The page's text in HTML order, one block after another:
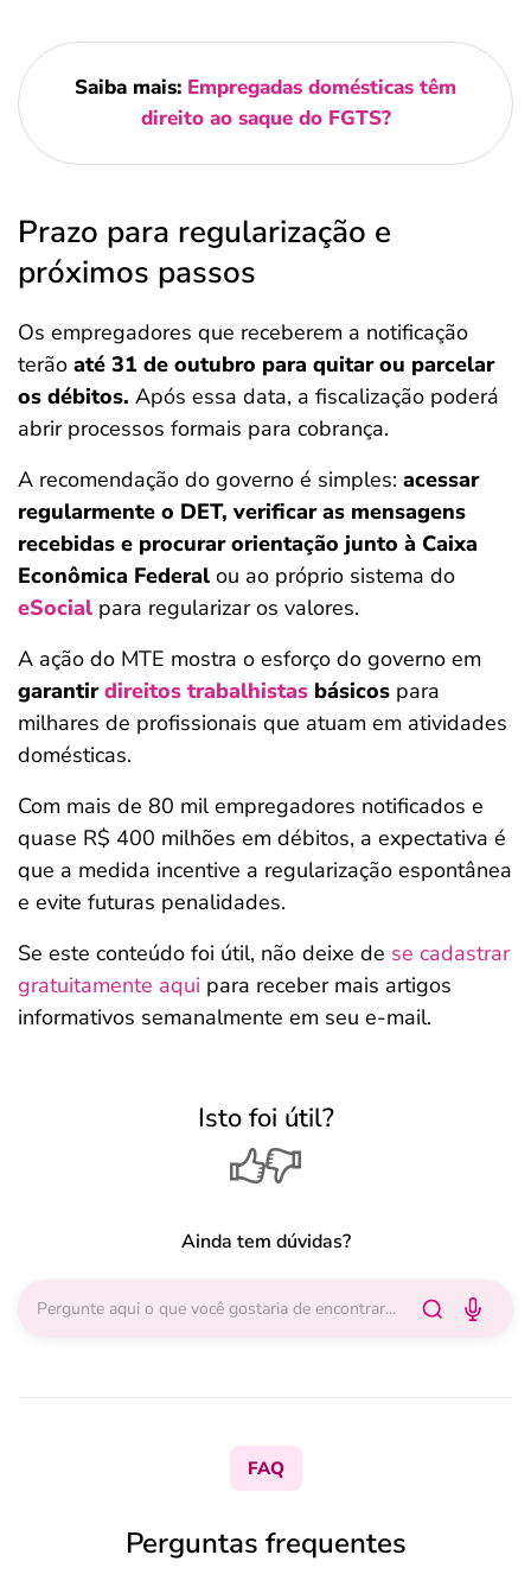
Saiba mais: Empregadas domésticas têm
direito ao saque do FGTS?
Prazo para regularização e
próximos passos
Os empregadores que receberem a notificação
terão até 31 de outubro para quitar ou parcelar
os débitos. Após essa data, a fiscalização poderá
abrir processos formais para cobrança.
A recomendação do governo é simples: acessar
regularmente o DET, verificar as mensagens
recebidas e procurar orientação junto à Caixa
Econômica Federal ou ao próprio sistema do
eSocial para regularizar os valores.
A ação do MTE mostra o esforço do governo em
garantirdireitos trabalhistas básicos para
milhares de profissionais que atuam em atividades
domésticas.
Com mais de 80 mil empregadores notificados e
quase R$ 400 milhões em débitos, a expectativa é
que a medida incentive a regularização espontânea
e evite futuras penalidades.
Se este conteúdo foi útil, não deixe de se cadastrar
gratuitamente aqui para receber mais artigos
informativos semanalmente em seu e-mail.
Isto foi útil?
Ainda tem dúvidas?
FAQ
Perguntas frequentes